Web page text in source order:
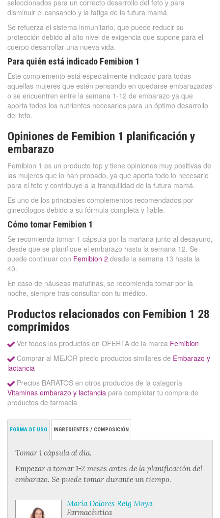
seleccionados para un correcto desarrollo del feto y para
disminuir el cansancio y la fatiga de la futura mamá.
Se refuerza el sistema inmunitario, que puede reducir su
protección debido al alto nivel de exigencia que supone para el
cuerpo desarrollar una nueva vida.
Para quién está indicado Femibion 1
Este complemento está especialmente indicado para todas
aquellas mujeres que estén pensando en quedarse embarazadas
o se encuentren entre la semana 1-12 de embarazo ya que
aporta todos los nutrientes necesarios para un óptimo desarrollo
del feto.
Opiniones de Femibion 1 planificación y
embarazo
Femibion 1 es un producto top y tiene opiniones muy positivas de
las mujeres que lo han probado, ya que aporta todo lo necesario
para el feto y contribuye a la tranquilidad de la futura mamá.
Es uno de los principales complementos recomendados por
ginecólogos debido a su fórmula completa y fiable.
Cómo tomar Femibion 1
Se recomienda tomar 1 cápsula por la mañana junto al desayuno,
desde que se planifique el embarazo hasta la semana 12. Se
puede continuar con Femibion 2 desde la semana 13 hasta la
40.
En caso de náuseas matutinas, se recomienda tomar por la
noche, siempre tras consultar con tu médico.
Productos relacionados con Femibion 1 28
comprimidos
Ver todos los productos en OFERTA de la marca Femibion
Comprar al MEJOR precio productos similares de Embarazo y
lactancia
Precios BARATOS en otros productos de la categoría
Vitaminas embarazo y lactancia para completar tu compra de
productos de farmacia
FORMA DE USO INGREDIENTES / COMPOSICIÓN
Tomar 1 cápsula al día.
Empezar a tomar 1-2 meses antes de la planificación del
embarazo. Se puede tomar durante un tiempo.
María Dolores Reig Moya
Farmacéutica